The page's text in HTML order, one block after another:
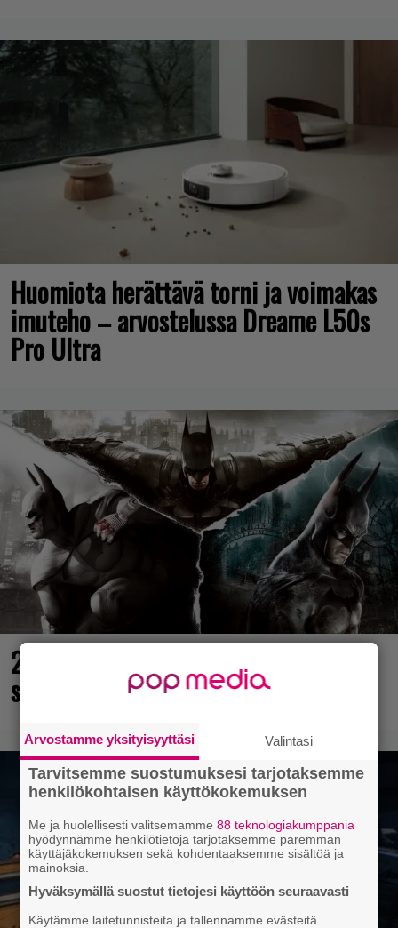
Huomiota herättävä torni ja voimakas
imuteho – arvostelussa Dreame L50s
Pro Ultra
25 kaikkien aikojen parasta
supersankaripeliä listattu
Arvostamme yksityisyyttäsi Valintasi
Tarvitsemme suostumuksesi tarjotaksemme
henkilökohtaisen käyttökokemuksen
Me ja huolellisesti valitsemamme88 teknologiakumppania
hyödynnämme henkilötietoja tarjotaksemme paremman
käyttäjäkokemuksen sekä kohdentaaksemme sisältöä ja
mainoksia.
Hyväksymällä suostut tietojesi käyttöön seuraavasti
Käytämme laitetunnisteita ja tallennamme evästeitä